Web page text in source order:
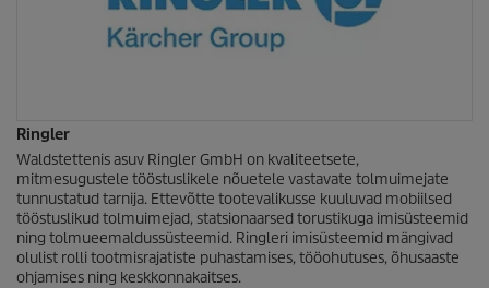
Ringler
Waldstettenis asuv Ringler GmbH on kvaliteetsete,
mitmesugustele tööstuslikele nõuetele vastavate tolmuimejate
tunnustatud tarnija. Ettevõtte tootevalikusse kuuluvad mobiilsed
tööstuslikud tolmuimejad, statsionaarsed torustikuga imisüsteemid
ning tolmueemaldussüsteemid. Ringleri imisüsteemid mängivad
olulist rolli tootmisrajatiste puhastamises, tööohutuses, õhusaaste
ohjamises ning keskkonnakaitses.